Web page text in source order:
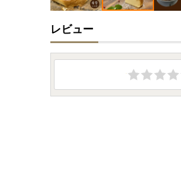
レビュー